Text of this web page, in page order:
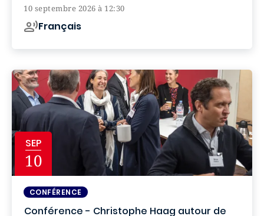
10 septembre 2026 à 12:30
Français
SEP
10
CONFÉRENCE
Conférence - Christophe Haag autour de